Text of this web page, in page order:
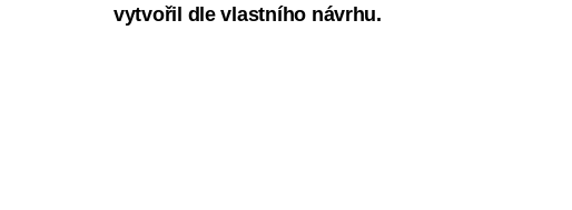
vytvořil dle vlastního návrhu.